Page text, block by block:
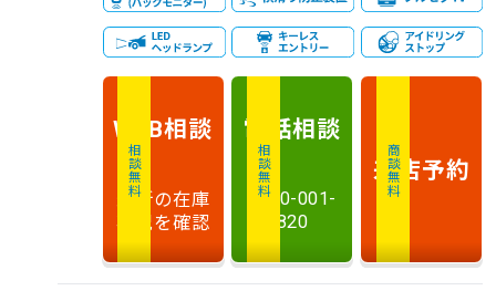
相談無料
WEB相談
最新の在庫
状況を確認
相談無料
電話相談
0120-001-
820
商談無料
来店予約